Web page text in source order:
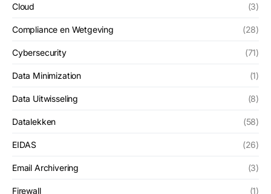
Cloud (3)
Compliance en Wetgeving (28)
Cybersecurity (71)
Data Minimization (1)
Data Uitwisseling (8)
Datalekken (58)
EIDAS (26)
Email Archivering (3)
Firewall (1)